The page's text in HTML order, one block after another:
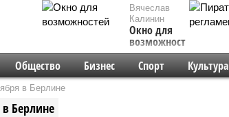
Вячеслав
Калинин
Окно для
возможностей
Общество Бизнес Спорт Культура
в Берлине
Берлине